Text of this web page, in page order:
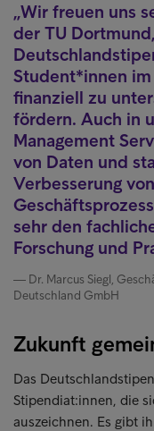
Wir freuen uns
der TU
Student*innen
finanziell zu
fördern. Auch in
Management
von Daten und
Verbesserung
sehr den
Forschung und
Dr. Marcus Siegl,
Deutschland GmbH
Zukunft
Das
Stipendiat:innen, die
auszeichnen. Es gibt